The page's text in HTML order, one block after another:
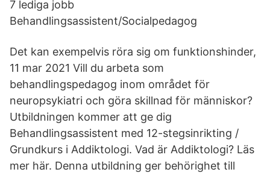
7 lediga jobb
Behandlingsassistent/Socialpedagog
Det kan exempelvis röra sig om funktionshinder,
11 mar 2021 Vill du arbeta som
behandlingspedagog inom området för
neuropsykiatri och göra skillnad för människor?
Utbildningen kommer att ge dig
Behandlingsassistent med 12-stegsinrikting /
Grundkurs i Addiktologi. Vad är Addiktologi? Läs
mer här. Denna utbildning ger behörighet till